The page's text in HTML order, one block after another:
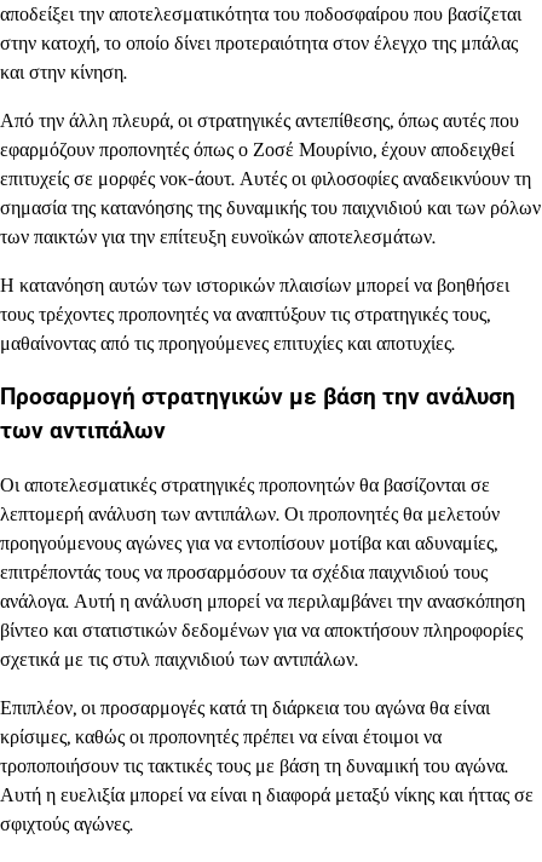
αποδείξει την αποτελεσματικότητα του ποδοσφαίρου που βασίζεται
στην κατοχή, το οποίο δίνει προτεραιότητα στον έλεγχο της μπάλας
και στην κίνηση.
Από την άλλη πλευρά, οι στρατηγικές αντεπίθεσης, όπως αυτές που
εφαρμόζουν προπονητές όπως ο Ζοσέ Μουρίνιο, έχουν αποδειχθεί
επιτυχείς σε μορφές νοκ-άουτ. Αυτές οι φιλοσοφίες αναδεικνύουν τη
σημασία της κατανόησης της δυναμικής του παιχνιδιού και των ρόλων
των παικτών για την επίτευξη ευνοϊκών αποτελεσμάτων.
Η κατανόηση αυτών των ιστορικών πλαισίων μπορεί να βοηθήσει
τους τρέχοντες προπονητές να αναπτύξουν τις στρατηγικές τους,
μαθαίνοντας από τις προηγούμενες επιτυχίες και αποτυχίες.
Προσαρμογή στρατηγικών με βάση την ανάλυση
των αντιπάλων
Οι αποτελεσματικές στρατηγικές προπονητών θα βασίζονται σε
λεπτομερή ανάλυση των αντιπάλων. Οι προπονητές θα μελετούν
προηγούμενους αγώνες για να εντοπίσουν μοτίβα και αδυναμίες,
επιτρέποντάς τους να προσαρμόσουν τα σχέδια παιχνιδιού τους
ανάλογα. Αυτή η ανάλυση μπορεί να περιλαμβάνει την ανασκόπηση
βίντεο και στατιστικών δεδομένων για να αποκτήσουν πληροφορίες
σχετικά με τις στυλ παιχνιδιού των αντιπάλων.
Επιπλέον, οι προσαρμογές κατά τη διάρκεια του αγώνα θα είναι
κρίσιμες, καθώς οι προπονητές πρέπει να είναι έτοιμοι να
τροποποιήσουν τις τακτικές τους με βάση τη δυναμική του αγώνα.
Αυτή η ευελιξία μπορεί να είναι η διαφορά μεταξύ νίκης και ήττας σε
σφιχτούς αγώνες.